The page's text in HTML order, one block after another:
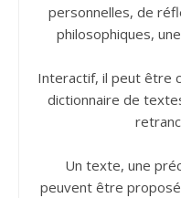
personnelles, de
philosophiques,
Interactif, il peut être
dictionnaire de
Un texte, une
peuvent être